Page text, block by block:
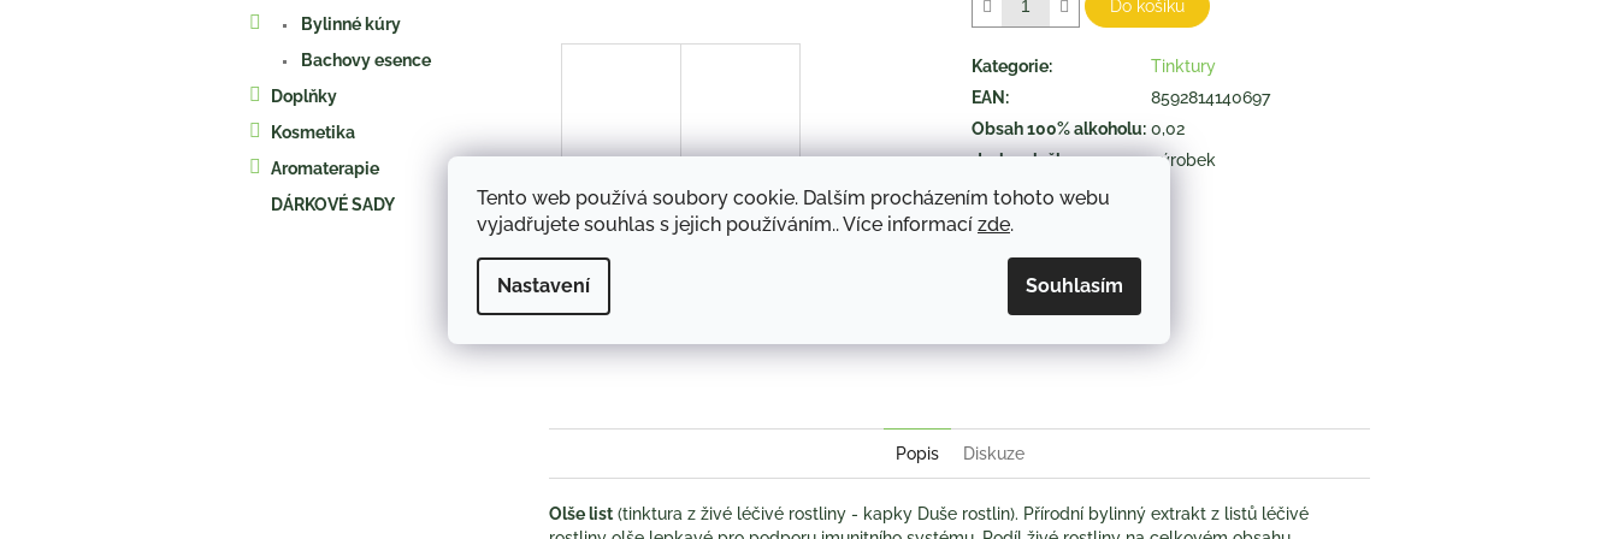
Tento web používá soubory cookie. Dalším procházením tohoto webu
vyjadřujete souhlas s jejich používáním.. Více informací zde.
Nastavení Souhlasím
Bylinné kúry
Bachovy esence
Doplňky
Kosmetika
Aromaterapie
DÁRKOVÉ SADY
hvězdiček.
Do košíku
Kategorie:
Tinktury
EAN:
8592814140697
Obsah 100% alkoholu: 0,02
druh položky: výrobek
TwitterFacebook
Popis Diskuze
Olše list (tinktura z živé léčivé rostliny - kapky Duše rostlin). Přírodní bylinný extrakt z listů léčivé